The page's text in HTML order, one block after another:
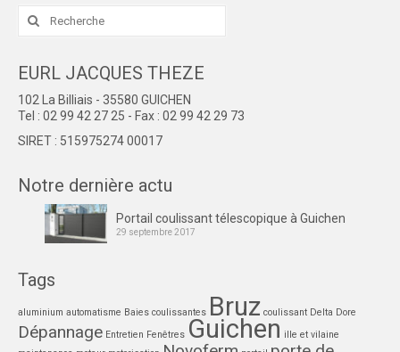
Rechercher
EURL JACQUES THEZE
102 La Billiais - 35580 GUICHEN
Tel : 02 99 42 27 25 - Fax : 02 99 42 29 73
SIRET : 515975274 00017
Notre dernière actu
Portail coulissant télescopique à Guichen
29 septembre 2017
Tags
aluminium automatisme Baies coulissantes Bruz coulissant Delta Dore
Dépannage Entretien Fenêtres Guichen ille et vilaine